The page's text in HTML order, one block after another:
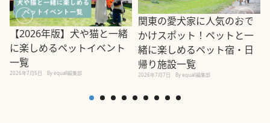
【2026年版】犬や猫と一緒
に楽しめるペットイベント
一覧
2026年7月5日 By equall編集部
関東の愛犬家に人気のおで
かけスポット！ペットと一
緒に楽しめるペット宿・日
帰り施設一覧
2026年7月7日 By equall編集部